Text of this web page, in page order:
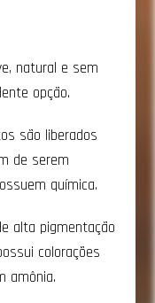
natural e sem
opção.
são liberados
de serem
química.
alta pigmentação
colorações
amônia.